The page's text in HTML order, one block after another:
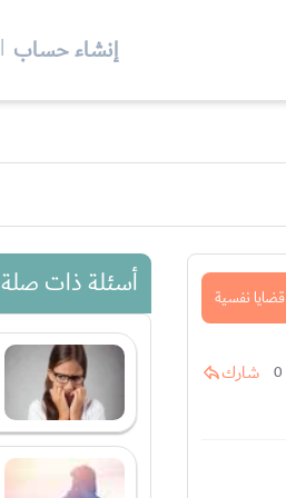
إنشاء حساب |
قضايا نفسية
0 شارك
أسئلة ذات صلة